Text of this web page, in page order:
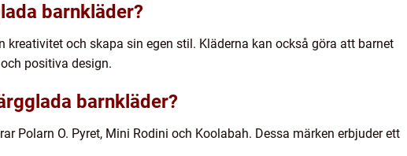
barnkläder?
och skapa sin egen stil. Kläderna kan också göra att barnet
positiva design.
barnkläder?
Polarn O. Pyret, Mini Rodini och Koolabah. Dessa märken erbjuder ett